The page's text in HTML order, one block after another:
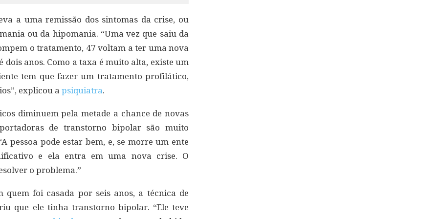
a uma remissão dos sintomas da crise, ou
ou da hipomania. “Uma vez que saiu da
o tratamento, 47 voltam a ter uma nova
dois anos. Como a taxa é muito alta, existe um
tem que fazer um tratamento profilático,
explicou a psiquiatra.
diminuem pela metade a chance de novas
de transtorno bipolar são muito
pessoa pode estar bem, e, se morre um ente
e ela entra em uma nova crise. O
o problema.”
quem foi casada por seis anos, a técnica de
que ele tinha transtorno bipolar. “Ele teve